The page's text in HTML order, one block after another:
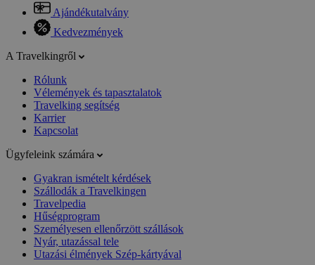
Ajándékutalvány
Kedvezmények
A Travelkingről
Rólunk
Vélemények és tapasztalatok
Travelking segítség
Karrier
Kapcsolat
Ügyfeleink számára
Gyakran ismételt kérdések
Szállodák a Travelkingen
Travelpedia
Hűségprogram
Személyesen ellenőrzött szállások
Nyár, utazással tele
Utazási élmények Szép-kártyával